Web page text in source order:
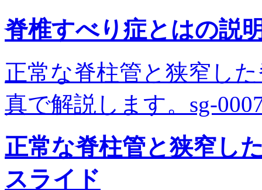
脊椎すべり症とはの説
正常な脊柱管と狭窄し
真で解説します。sg-
正常な脊柱管と狭窄し
スライド